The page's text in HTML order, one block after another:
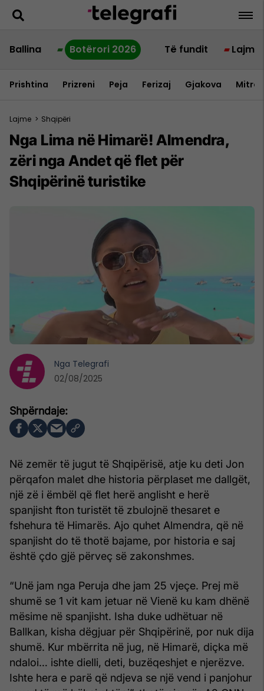
Ballina Botërori 2026 Të fundit Lajme
Prishtina Prizreni Peja Ferizaj Gjakova
Lajme > Shqipëri
Nga Lima në Himarë! Almendra,
zëri nga Andet që flet për
Shqipërinë turistike
Në zemër të jugut të Shqipërisë, atje ku deti Jon
përqafon malet dhe historia përplaset me dallgët,
një zë i ëmbël që flet herë anglisht e herë
spanjisht fton turistët të zbulojnë thesaret e
fshehura të Himarës. Ajo quhet Almendra, që në
spanjisht do të thotë bajame, por historia e saj
është çdo gjë përveç së zakonshmes.
“Unë jam nga Peruja dhe jam 25 vjeçe. Prej më
shumë se 1 vit kam jetuar në Vienë ku kam dhënë
mësime në spanjisht. Isha duke udhëtuar në
Ballkan, kisha dëgjuar për Shqipërinë, por nuk dija
shumë. Kur mbërrita në jug, në Himarë, diçka më
ndaloi… ishte dielli, deti, buzëqeshjet e njerëzve.
Ishte hera e parë që ndjeva se një vend i panjohur
Nga Telegrafi
02/08/2025